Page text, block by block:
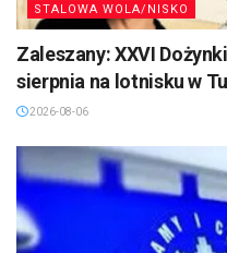
STALOWA WOLA/NISKO
Zaleszany: XXVI
sierpnia na lotnisku w
2026-08-06